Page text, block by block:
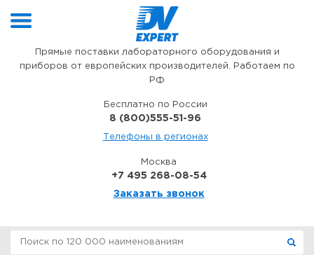
Прямые поставки лабораторного оборудования и
приборов от европейских производителей. Работаем по
РФ
Бесплатно по России
8 (800)555-51-96
Телефоны в регионах
Москва
+7 495 268-08-54
Заказать звонок